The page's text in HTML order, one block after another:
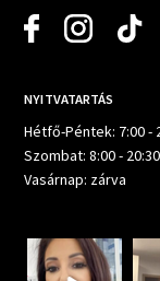
NYITVATARTÁS
Hétfő-Péntek: 7:00 -
Szombat: 8:00 - 20:30
Vasárnap: zárva